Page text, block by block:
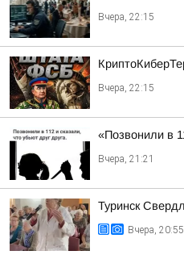
Вчера, 22:15
Вчера, 22:15
«Позвонили в
Вчера, 21:21
Туринск
Вчера, 20:55